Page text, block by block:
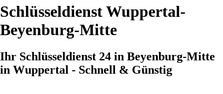
Schlüsseldienst Wuppertal-
Beyenburg-Mitte
Ihr Schlüsseldienst 24 in Beyenburg-Mitte
in Wuppertal - Schnell & Günstig